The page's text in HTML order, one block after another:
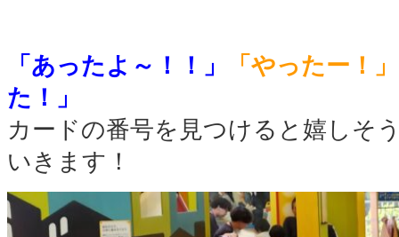
「あったよ～！！」 「やったー ！」
た！」
カードの番号を見つけると嬉しそ
いきます！